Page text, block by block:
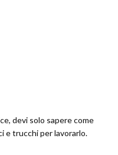
devi solo sapere come
e trucchi per lavorarlo.